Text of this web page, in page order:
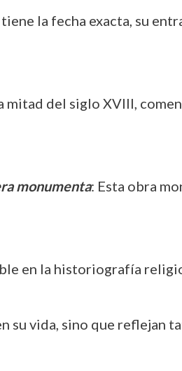
la fecha exacta, su
mitad del siglo XVIII,
monumenta: Esta obra
en la historiografía
su vida, sino que reflejan